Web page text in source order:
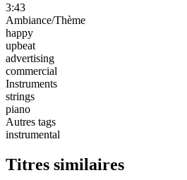
3:43
Ambiance/Thème
happy
upbeat
advertising
commercial
Instruments
strings
piano
Autres tags
instrumental
Titres similaires